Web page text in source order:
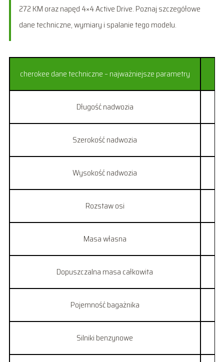
272 KM oraz napęd 4×4 Active Drive. Poznaj szczegółowe
dane techniczne, wymiary i spalanie tego modelu.
cherokee dane techniczne – najważniejsze parametry
Długość nadwozia
Szerokość nadwozia
Wysokość nadwozia
Rozstaw osi
Masa własna
Dopuszczalna masa całkowita
Pojemność bagażnika
Silniki benzynowe